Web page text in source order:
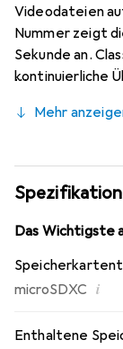
Videodateien
Nummer zeigt
Sekunde an.
kontinuierliche
unterteilt. Für
Class 6
Mehr
Das Wichtigste
microSDXC i
Enthaltene